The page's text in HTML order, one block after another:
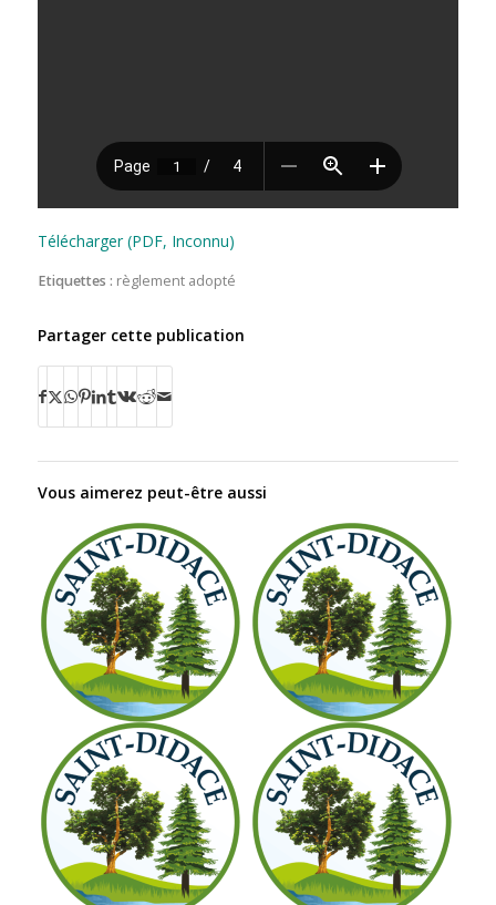
Télécharger (PDF, Inconnu)
Etiquettes : règlement adopté
Partager cette publication
Vous aimerez peut-être aussi